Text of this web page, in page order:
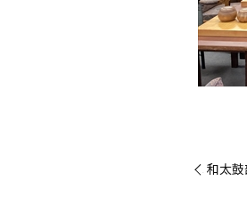
« 和太